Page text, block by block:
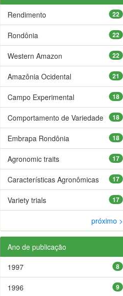
22
Rendimento
22
Rondônia
22
Western Amazon
21
Amazônia Ocidental
18
Campo Experimental
18
Comportamento de Variedade
18
Embrapa Rondônia
17
Agronomic traits
17
Características Agronômicas
17
Variety trials
próximo >
Ano de publicação
8
1997
9
1996